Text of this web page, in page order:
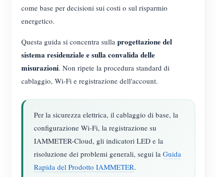
come base per decisioni sui costi o sul risparmio
energetico.
Questa guida si concentra sulla progettazione del
sistema residenziale e sulla convalida delle
misurazioni. Non ripete la procedura standard di
cablaggio, Wi-Fi e registrazione dell'account.
Per la sicurezza elettrica, il cablaggio di base, la
configurazione Wi-Fi, la registrazione su
IAMMETER-Cloud, gli indicatori LED e la
risoluzione dei problemi generali, segui la Guida
Rapida del Prodotto IAMMETER.